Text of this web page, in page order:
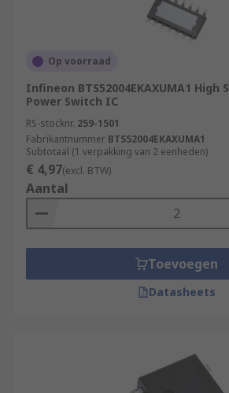
Op voorraad
Infineon BTS52004EKAXUMA1 High
Power Switch IC
RS-stocknr. 259-1501
Fabrikantnummer BTS52004EKAXUMA1
Subtotaal (1 verpakking van 2 eenheden)
€ 4,97(excl. BTW)
Aantal
Toevoegen
Datasheets